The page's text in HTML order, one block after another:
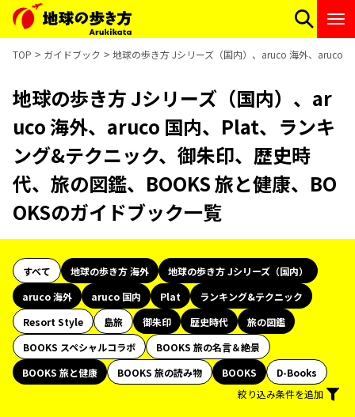
TOP ガイドブック 地球の歩き方 Jシリーズ（国内）、aruco 海外、aruco
地球の歩き方 Jシリーズ（国内）、ar
uco 海外、aruco 国内、Plat、ランキ
ング&テクニック、御朱印、歴史時
代、旅の図鑑、BOOKS 旅と健康、BO
OKSのガイドブック一覧
すべて 地球の歩き方 海外
地球の歩き方 Jシリーズ（国内）
aruco 海外
aruco 国内 Plat
ランキング&テクニック
Resort Style
島旅 御朱印 歴史時代
旅の図鑑
BOOKS スペシャルコラボ
BOOKS 旅の名言＆絶景
BOOKS 旅と健康
BOOKS 旅の読み物 BOOKS
D-Books
絞り込み条件を追加